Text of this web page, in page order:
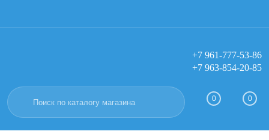
Вход Регистрация
+7 961-777-53-86
+7 963-854-20-85
0 0